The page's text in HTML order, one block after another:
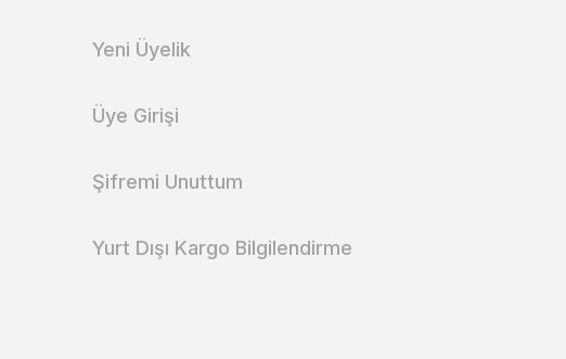
Yeni Üyelik
Üye Girişi
Şifremi Unuttum
Yurt Dışı Kargo Bilgilendirme